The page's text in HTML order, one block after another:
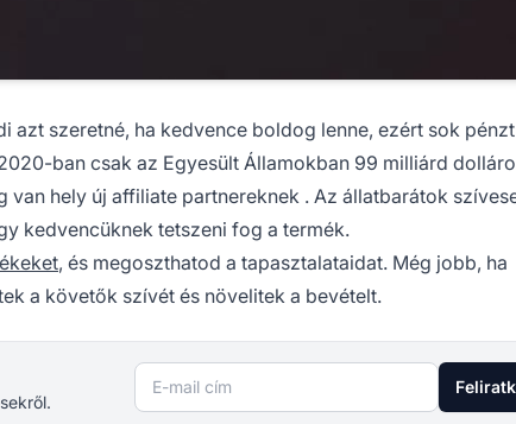
szeretné, ha kedvence boldog lenne, ezért sok
ban csak az Egyesült Államokban 99 milliárd
van hely új affiliate partnereknek . Az állatbarátok
kedvencüknek tetszeni fog a termék.
, és megoszthatod a tapasztalataidat. Még jobb, ha
a követők szívét és növelitek a bevételt.
E-mail cím